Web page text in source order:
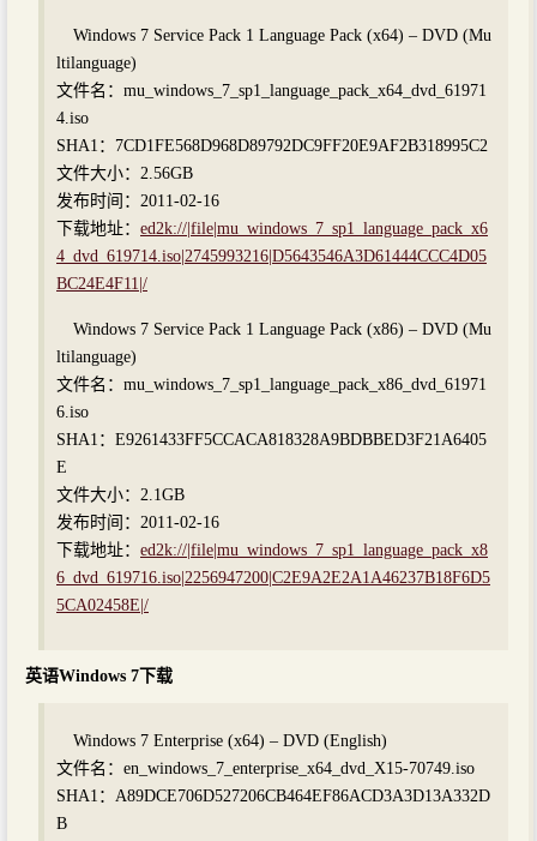
Windows 7 Service Pack 1 Language Pack (x64) – DVD (Mu
ltilanguage)
文件名：mu_windows_7_sp1_language_pack_x64_dvd_61971
4.iso
SHA1：7CD1FE568D968D89792DC9FF20E9AF2B318995C2
文件大小：2.56GB
发布时间：2011-02-16
下载地址： ed2k://|file|mu_windows_7_sp1_language_pack_x6
4_dvd_619714.iso|2745993216|D5643546A3D61444CCC4D05
BC24E4F11|/
Windows 7 Service Pack 1 Language Pack (x86) – DVD (Mu
ltilanguage)
文件名：mu_windows_7_sp1_language_pack_x86_dvd_61971
6.iso
SHA1：E9261433FF5CCACA818328A9BDBBED3F21A6405
E
文件大小：2.1GB
发布时间：2011-02-16
下载地址： ed2k://|file|mu_windows_7_sp1_language_pack_x8
6_dvd_619716.iso|2256947200|C2E9A2E2A1A46237B18F6D5
5CA02458E|/
英语Windows 7下载
Windows 7 Enterprise (x64) – DVD (English)
文件名：en_windows_7_enterprise_x64_dvd_X15-70749.iso
SHA1：A89DCE706D527206CB464EF86ACD3A3D13A332D
B